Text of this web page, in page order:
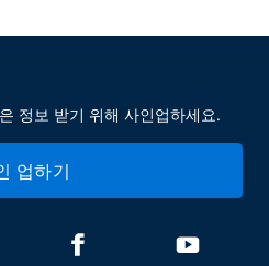
정보 받기 위해 사인업하세요.
업하기